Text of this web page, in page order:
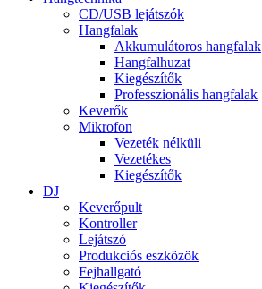
CD/USB lejátszók
Hangfalak
Akkumulátoros hangfalak
Hangfalhuzat
Kiegészítők
Professzionális hangfalak
Keverők
Mikrofon
Vezeték nélküli
Vezetékes
Kiegészítők
DJ
Keverőpult
Kontroller
Lejátszó
Produkciós eszközök
Fejhallgató